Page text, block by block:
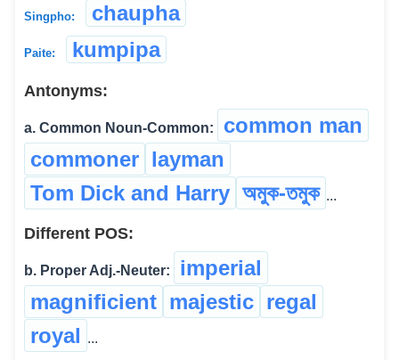
Singpho: chaupha
Paite: kumpipa
Antonyms:
a. Common Noun-Common:
common man
commoner layman
Tom Dick and Harry অমুক-তমুক ...
Different POS:
b. Proper Adj.-Neuter:
imperial
magnificient majestic regal
royal ...